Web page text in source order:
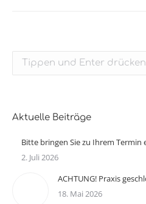
Search:
Aktuelle Beiträge
Bitte bringen Sie zu Ihrem
2. Juli 2026
ACHTUNG! Praxis
18. Mai 2026